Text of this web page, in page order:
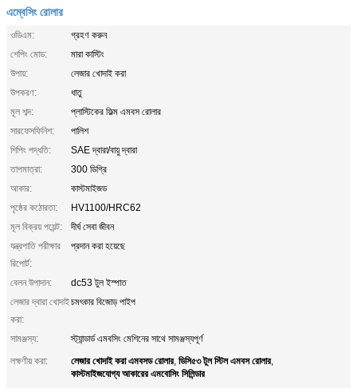
এম্বেসিং রোলার
ওডিএম:
গ্রহণ করুন
শেপিং মোড:
মারা কাস্টিং
উপায়:
লেজার খোদাই করা
উপকরণ:
ধাতু
মূল শব্দ:
প্লাস্টিকের ফিল্ম এমবস রোলার
সারফেসফিনিশ:
পালিশ
শিপিং পদ্ধতি:
SAE দ্বারা/বায়ু দ্বারা
তাপমাত্রা:
300 ডিগ্রি
আকার:
কাস্টমাইজড
পৃষ্ঠের কঠোরতা:
HV1100/HRC62
মূল বিক্রয় পয়েন্ট:
দীর্ঘ সেবা জীবন
যন্ত্রপাতি পরীক্ষার
রিপোর্ট:
প্রদান করা হয়েছে
বেলন উপাদান:
dc53 টুল ইস্পাত
লেজার দ্বারা খোদাই
করা:
চমৎকার বিজোড় পাইপ
সামঞ্জস্য:
স্ট্যান্ডার্ড এমবসিং মেশিনের সাথে সামঞ্জস্যপূর্ণ
লক্ষণীয় করা:
লেজার খোদাই করা এমবসড রোলার, ডিসি৫৩ টুল স্টিল এমবস রোলার,
কাস্টমাইজযোগ্য আকারের এমবোসিং সিলিন্ডার